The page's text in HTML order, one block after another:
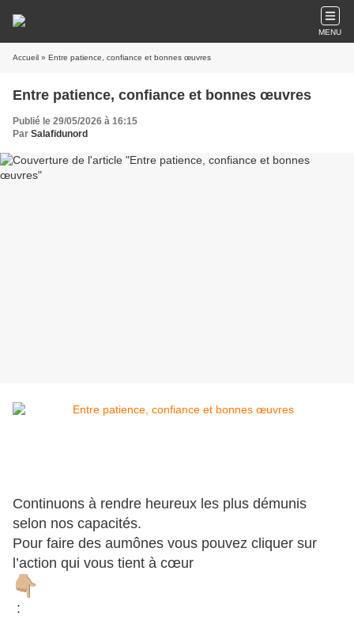
MENU
Accueil » Entre patience, confiance et bonnes œuvres
Entre patience, confiance et bonnes œuvres
Publié le 29/05/2026 à 16:15
Par Salafidunord
Continuons à rendre heureux les plus démunis
selon nos capacités.
Pour faire des aumônes vous pouvez cliquer sur
l’action qui vous tient à cœur
: